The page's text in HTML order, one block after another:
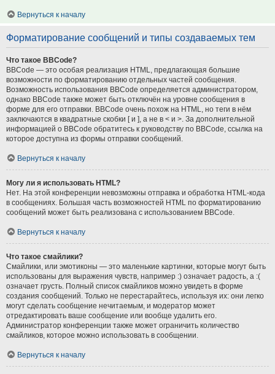
Вернуться к началу
Форматирование сообщений и типы создаваемых тем
Что такое BBCode?
BBCode — это особая реализация HTML, предлагающая большие
возможности по форматированию отдельных частей сообщения.
Возможность использования BBCode определяется администратором,
однако BBCode также может быть отключён на уровне сообщения в
форме для его отправки. BBCode очень похож на HTML, но теги в нём
заключаются в квадратные скобки [ и ], а не в < и >. За дополнительной
информацией о BBCode обратитесь к руководству по BBCode, ссылка на
которое доступна из формы отправки сообщений.
Вернуться к началу
Могу ли я использовать HTML?
Нет. На этой конференции невозможны отправка и обработка HTML-кода
в сообщениях. Большая часть возможностей HTML по форматированию
сообщений может быть реализована с использованием BBCode.
Вернуться к началу
Что такое смайлики?
Смайлики, или эмотиконы — это маленькие картинки, которые могут быть
использованы для выражения чувств, например :) означает радость, а :(
означает грусть. Полный список смайликов можно увидеть в форме
создания сообщений. Только не перестарайтесь, используя их: они легко
могут сделать сообщение нечитаемым, и модератор может
отредактировать ваше сообщение или вообще удалить его.
Администратор конференции также может ограничить количество
смайликов, которое можно использовать в сообщении.
Вернуться к началу